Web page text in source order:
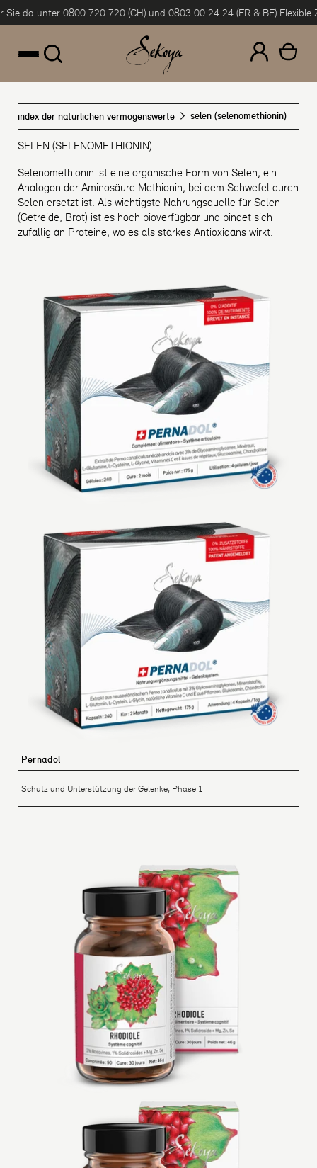
Inhalt springen
0800 720 720 (CH) und 0803 00 24 24 (FR & BE).Flexible
index der natürlichen vermögenswerte selen (selenomethionin)
SELEN (SELENOMETHIONIN)
Selenomethionin ist eine organische Form von Selen, ein
Analogon der Aminosäure Methionin, bei dem Schwefel durch
Selen ersetzt ist. Als wichtigste Nahrungsquelle für Selen
(Getreide, Brot) ist es hoch bioverfügbar und bindet sich
zufällig an Proteine, wo es als starkes Antioxidans wirkt.
Pernadol
Schutz und Unterstützung der Gelenke, Phase 1